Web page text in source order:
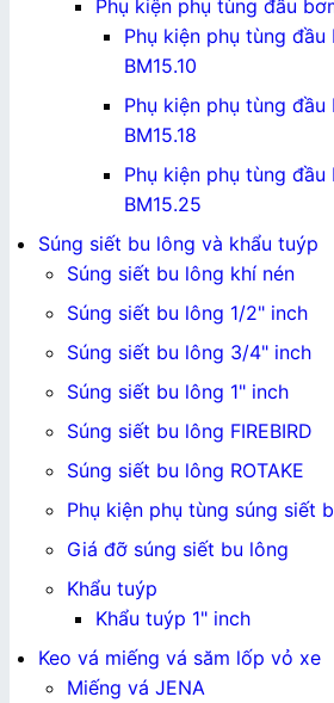
Phụ kiện phụ tùng đầu
Phụ kiện phụ tùng đầu
BM15.10
Phụ kiện phụ tùng đầu
BM15.18
Phụ kiện phụ tùng đầu
BM15.25
Súng siết bu lông và khẩu tuýp
Súng siết bu lông khí nén
Súng siết bu lông 1/2" inch
Súng siết bu lông 3/4" inch
Súng siết bu lông 1" inch
Súng siết bu lông FIREBIRD
Súng siết bu lông ROTAKE
Phụ kiện phụ tùng súng siết
Giá đỡ súng siết bu lông
Khẩu tuýp
Khẩu tuýp 1" inch
Keo vá miếng vá săm lốp vỏ xe
Miếng vá JENA